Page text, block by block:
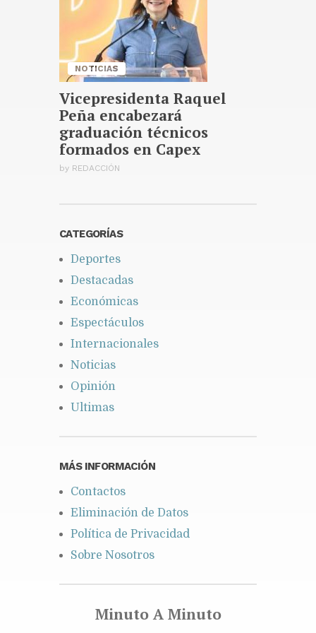
especialización, maestrías y
doctorados
Publicado hace 7 horas
NOTICIAS
Vicepresidenta Raquel
Peña encabezará
graduación técnicos
formados en Capex
by REDACCIÓN
CATEGORÍAS
Deportes
Destacadas
Económicas
Espectáculos
Internacionales
Noticias
Opinión
Ultimas
MÁS INFORMACIÓN
Contactos
Eliminación de Datos
Política de Privacidad
Sobre Nosotros
Minuto A Minuto